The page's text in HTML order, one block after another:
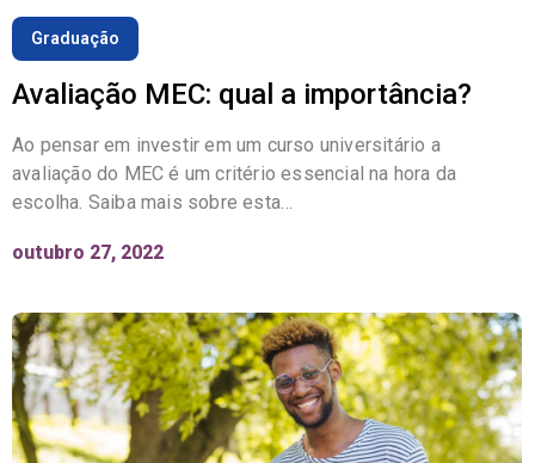
Graduação
Avaliação MEC: qual a importância?
Ao pensar em investir em um curso universitário a
avaliação do MEC é um critério essencial na hora da
escolha. Saiba mais sobre esta…
outubro 27, 2022